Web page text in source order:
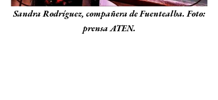
Sandra Rodríguez, compañera de Fuentealba. Foto:
prensa ATEN.